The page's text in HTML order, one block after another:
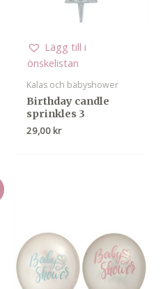
Lägg till i
önskelistan
Kalas och babyshower
Birthday candle
sprinkles 3
29,00 kr